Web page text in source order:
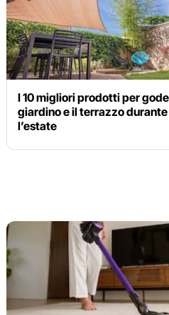
I 10 migliori prodotti per
giardino e il terrazzo durante
l’estate